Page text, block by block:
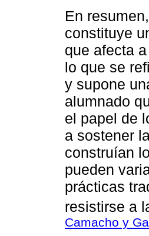
En
constituye
que afecta
lo que se
y supone
alumnado
el papel de
a sostener
construían
pueden
prácticas
resistirse a
Camacho y